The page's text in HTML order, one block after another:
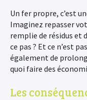
Un fer propre, c’est
Imaginez repasser
remplie de résidus et
ce pas ? Et ce n’est
également de
quoi faire des
Les